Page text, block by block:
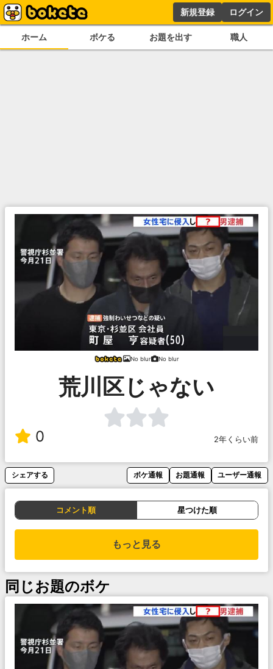
新規登録 ログイン
ホーム ボケる お題を出す 職人
No blur No blur
荒川区じゃない
0 2年くらい前
シェアする ボケ通報 お題通報 ユーザー通報
コメント順 星つけた順
もっと見る
同じお題のボケ